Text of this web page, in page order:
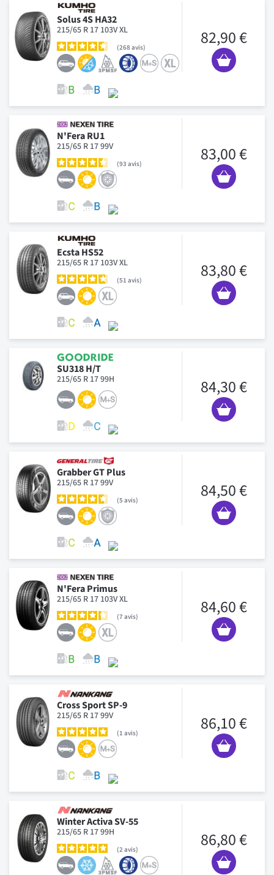
Solus 4S HA32
215/65 R 17 103V XL
268 avis 82,90 €
N'Fera RU1
215/65 R 17 99V
93 avis 83,00 €
Ecsta HS52
215/65 R 17 103V XL
51 avis 83,80 €
SU318 H/T
215/65 R 17 99H 84,30 €
Grabber GT Plus
215/65 R 17 99V
5 avis 84,50 €
N'Fera Primus
215/65 R 17 103V XL
7 avis 84,60 €
Cross Sport SP-9
215/65 R 17 99V
1 avis 86,10 €
Winter Activa SV-55
215/65 R 17 99H
2 avis 86,80 €